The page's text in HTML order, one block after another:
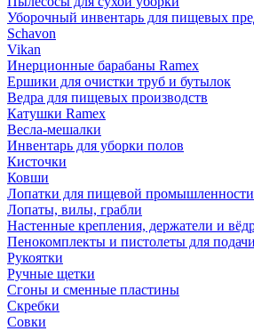
Уборочный инвентарь для пищевых
Schavon
Vikan
Инерционные барабаны Ramex
Ершики для очистки труб и бутылок
Ведра для пищевых производств
Катушки Ramex
Весла-мешалки
Инвентарь для уборки полов
Кисточки
Ковши
Лопатки для пищевой промышленности
Лопаты, вилы, грабли
Настенные крепления, держатели и
Пенокомплекты и пистолеты для
Рукоятки
Ручные щетки
Сгоны и сменные пластины
Скребки
Совки